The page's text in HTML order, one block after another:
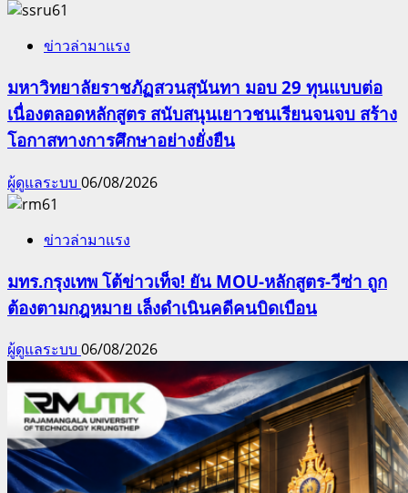
ข่าวล่ามาแรง
มหาวิทยาลัยราชภัฏสวนสุนันทา มอบ 29 ทุนแบบต่อ
เนื่องตลอดหลักสูตร สนับสนุนเยาวชนเรียนจนจบ สร้าง
โอกาสทางการศึกษาอย่างยั่งยืน
ผู้ดูแลระบบ 06/08/2026
ข่าวล่ามาแรง
มทร.กรุงเทพ โต้ข่าวเท็จ! ยัน MOU-หลักสูตร-วีซ่า ถูก
ต้องตามกฎหมาย เล็งดำเนินคดีคนบิดเบือน
ผู้ดูแลระบบ 06/08/2026